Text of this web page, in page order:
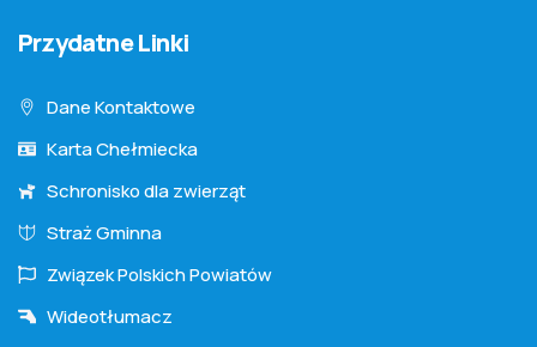
Przydatne Linki
Dane Kontaktowe
Karta Chełmiecka
Schronisko dla zwierząt
Straż Gminna
Związek Polskich Powiatów
Wideotłumacz